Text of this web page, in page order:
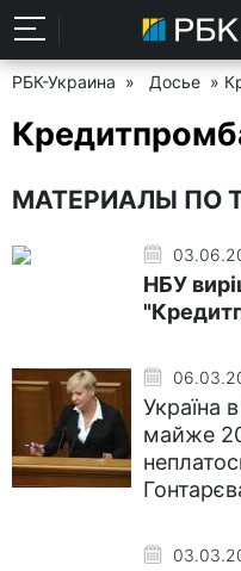
РБК-Украина » Досье »
МАТЕРИАЛЫ ПО
НБУ
Україна
майже